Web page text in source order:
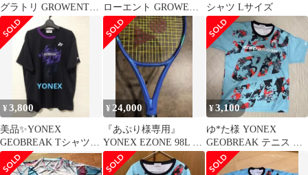
グラトリ GROWENT
152
ローエント GROWENT
2023年モデル Sサイズ
シマノ 105 R7020 11S
カーボン ロードバイク
【芦屋店】
シャツ Lサイズ
¥3,800
美品✨YONEX
GEOBREAK Tシャツ
ブラック パープル L
¥ 24,000
『あぷり様専用』
YONEX EZONE 98L G2
カスタムフィットロン
グ
¥3,100
ゆ*た様 YONEX
GEOBREAK テニス T
シャツ